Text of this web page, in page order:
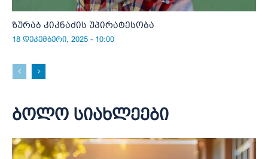
ზურაბ კიკნაძის უპირატესობა
18 დეკემბერი, 2025 - 10:00
ბოლო სიახლეები